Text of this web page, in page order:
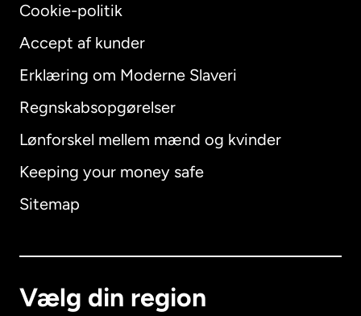
Cookie-politik
Accept af kunder
Erklæring om Moderne Slaveri
Regnskabsopgørelser
Lønforskel mellem mænd og kvinder
Keeping your money safe
Sitemap
Vælg din region
International English
Australien